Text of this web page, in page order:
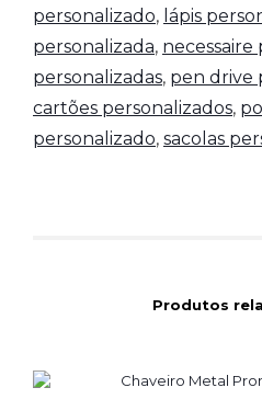
personalizado, lápis
personalizada, necessaire
personalizadas, pen drive
cartões personalizados,
personalizado, sacolas
Produtos